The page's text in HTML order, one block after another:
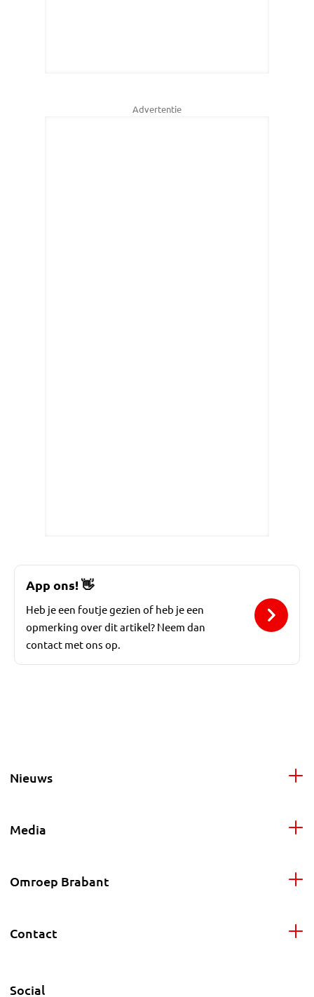
Advertentie
App ons!👋
Heb je een foutje gezien of heb je een
opmerking over dit artikel? Neem dan
contact met ons op.
Nieuws
Media
Omroep Brabant
Contact
Social